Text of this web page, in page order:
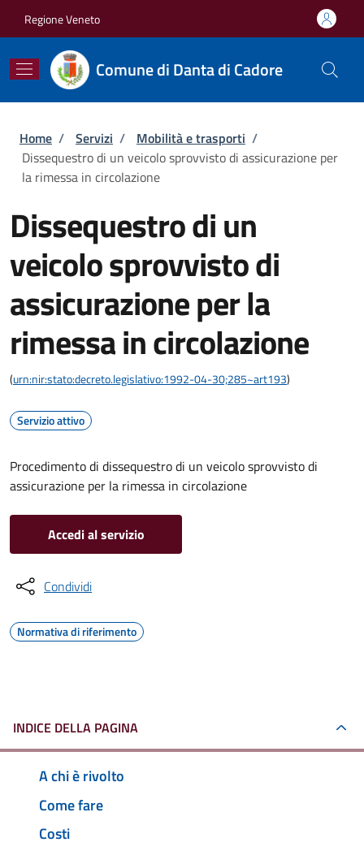
Regione Veneto
Comune di Danta di Cadore
Briciole di pane
Home / Servizi / Mobilità e trasporti /
Dissequestro di un veicolo sprovvisto di assicurazione per
la rimessa in circolazione
Dissequestro di un
veicolo sprovvisto di
assicurazione per la
rimessa in circolazione
(urn:nir:stato:decreto.legislativo:1992-04-30;285~art193)
Servizio attivo
Procedimento di dissequestro di un veicolo sprovvisto di
assicurazione per la rimessa in circolazione
Accedi al servizio
Condividi
Normativa di riferimento
INDICE DELLA PAGINA
A chi è rivolto
Come fare
Costi